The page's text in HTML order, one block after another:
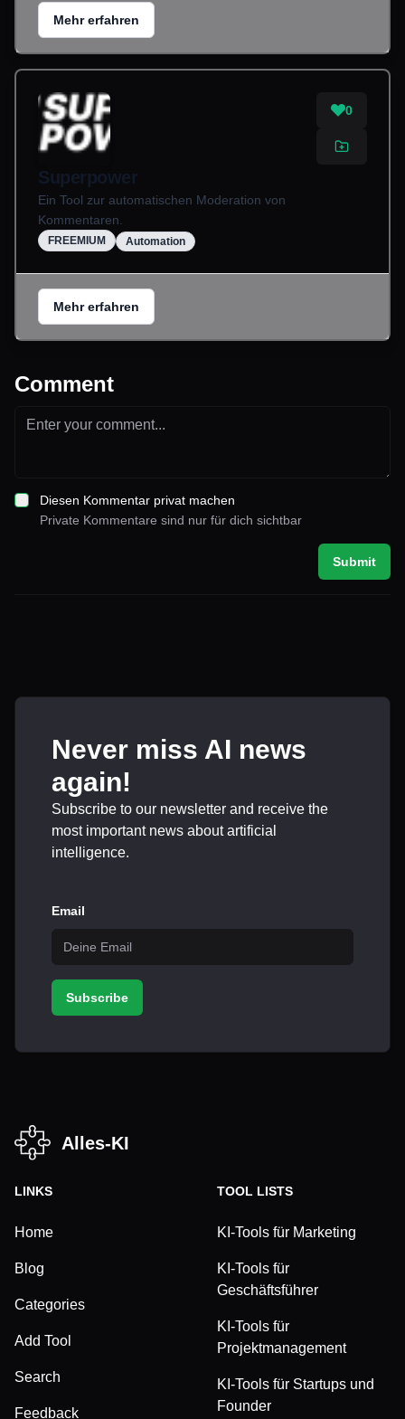
Mehr erfahren
0
Superpower
Ein Tool zur automatischen Moderation von
Kommentaren.
FREEMIUM Automation
Mehr erfahren
Comment
Diesen Kommentar privat machen
Private Kommentare sind nur für dich sichtbar
Submit
Never miss AI news
again!
Subscribe to our newsletter and receive the
most important news about artificial
intelligence.
Email
Subscribe
Alles-KI
LINKS
Home
Blog
Categories
Add Tool
Search
Feedback
TOOL LISTS
KI-Tools für Marketing
KI-Tools für
Geschäftsführer
KI-Tools für
Projektmanagement
KI-Tools für Startups und
Founder